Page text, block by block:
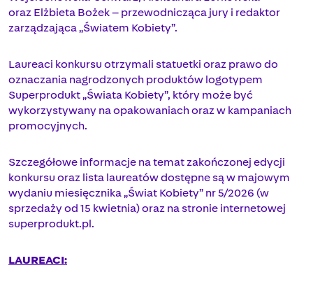
oraz Elżbieta Bożek – przewodnicząca jury i redaktor
zarządzająca „Światem Kobiety”.
Laureaci konkursu otrzymali statuetki oraz prawo do
oznaczania nagrodzonych produktów logotypem
Superprodukt „Świata Kobiety”, który może być
wykorzystywany na opakowaniach oraz w kampaniach
promocyjnych.
Szczegółowe informacje na temat zakończonej edycji
konkursu oraz lista laureatów dostępne są w majowym
wydaniu miesięcznika „Świat Kobiety” nr 5/2026 (w
sprzedaży od 15 kwietnia) oraz na stronie internetowej
superprodukt.pl.
LAUREACI: